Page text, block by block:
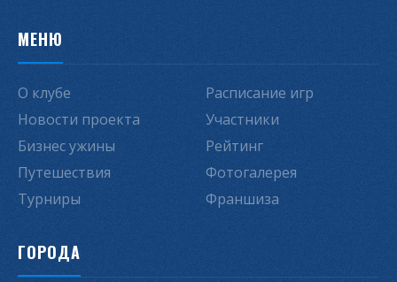
МЕНЮ
О клубе
Новости проекта
Бизнес ужины
Путешествия
Турниры
Расписание игр
Участники
Рейтинг
Фотогалерея
Франшиза
ГОРОДА